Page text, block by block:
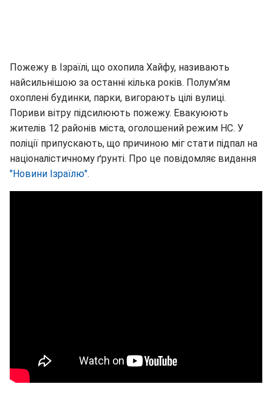
Пожежу в Ізраїлі, що охопила Хайфу, називають
найсильнішою за останні кілька років. Полум'ям
охоплені будинки, парки, вигорають цілі вулиці.
Пориви вітру підсилюють пожежу. Евакуюють
жителів 12 районів міста, оголошений режим НС. У
поліції припускають, що причиною міг стати підпал на
націоналістичному ґрунті. Про це повідомляє видання
"Новини Ізраїлю".